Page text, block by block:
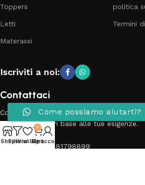
Toppers
Letti
Materassi
politica
Termini
Iscriviti a noi:
Contattaci
Contatta il nostro team per richieste,
personalizzate in base alle tue esigenze.
Telefono: 3881798899
ShopFilters
Wishlist
0
Cart
My account
Come possiamo aiutarti?